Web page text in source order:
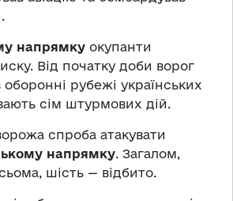
напрямку окупанти
Від початку доби ворог
оборонні рубежі українських
сім штурмових дій.
спроба атакувати
напрямку. Загалом,
шість — відбито.